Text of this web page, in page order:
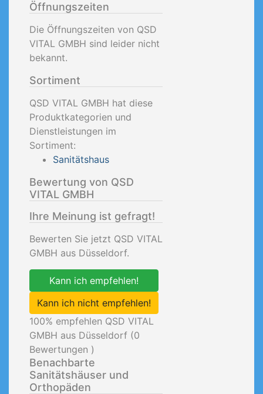
Öffnungszeiten
Die Öffnungszeiten von QSD
VITAL GMBH sind leider nicht
bekannt.
Sortiment
QSD VITAL GMBH hat diese
Produktkategorien und
Dienstleistungen im
Sortiment:
Sanitätshaus
Bewertung von QSD
VITAL GMBH
Ihre Meinung ist gefragt!
Bewerten Sie jetzt QSD VITAL
GMBH aus Düsseldorf.
Kann ich empfehlen!
Kann ich nicht empfehlen!
100% empfehlen QSD VITAL
GMBH aus Düsseldorf (0
Bewertungen )
Benachbarte
Sanitätshäuser und
Orthopäden